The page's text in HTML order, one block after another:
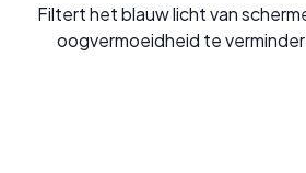
Filtert het blauw licht van
oogvermoeidheid te